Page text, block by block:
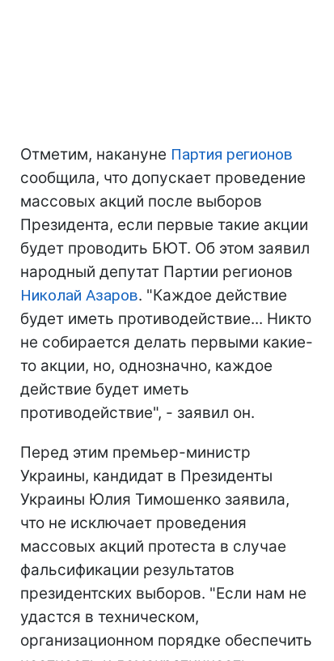
Отметим, накануне Партия регионов
сообщила, что допускает проведение
массовых акций после выборов
Президента, если первые такие акции
будет проводить БЮТ. Об этом заявил
народный депутат Партии регионов
Николай Азаров. "Каждое действие
будет иметь противодействие... Никто
не собирается делать первыми какие-
то акции, но, однозначно, каждое
действие будет иметь
противодействие", - заявил он.
Перед этим премьер-министр
Украины, кандидат в Президенты
Украины Юлия Тимошенко заявила,
что не исключает проведения
массовых акций протеста в случае
фальсификации результатов
президентских выборов. "Если нам не
удастся в техническом,
организационном порядке обеспечить